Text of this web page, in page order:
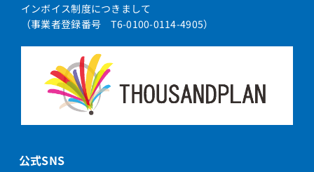
インボイス制度につきまして
（事業者登録番号 T6-0100-0114-4905）
公式SNS